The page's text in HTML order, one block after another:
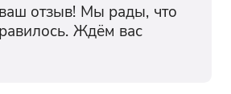
отзыв! Мы рады, что
Ждём вас